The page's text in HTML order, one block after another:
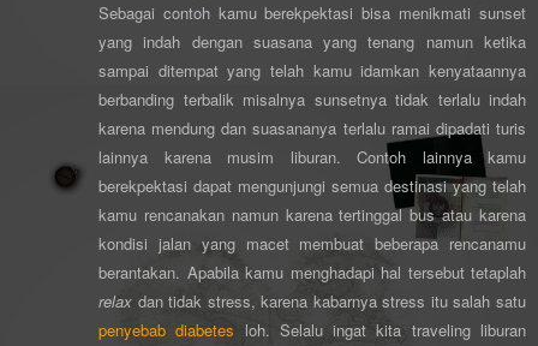
Sebagai contoh kamu berekpektasi bisa menikmati sunset
yang indah dengan suasana yang tenang namun ketika
sampai ditempat yang telah kamu idamkan kenyataannya
berbanding terbalik misalnya sunsetnya tidak terlalu indah
karena mendung dan suasananya terlalu ramai dipadati turis
lainnya karena musim liburan. Contoh lainnya kamu
berekpektasi dapat mengunjungi semua destinasi yang telah
kamu rencanakan namun karena tertinggal bus atau karena
kondisi jalan yang macet membuat beberapa rencanamu
berantakan. Apabila kamu menghadapi hal tersebut tetaplah
relax dan tidak stress, karena kabarnya stress itu salah satu
penyebabdiabetes loh. Selalu ingat kita traveling liburan